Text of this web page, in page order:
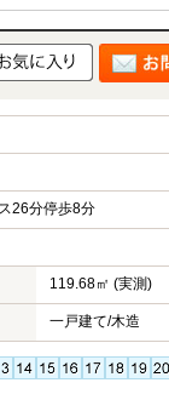
26分停歩8分
119.68㎡ (実測)
一戸建て/木造